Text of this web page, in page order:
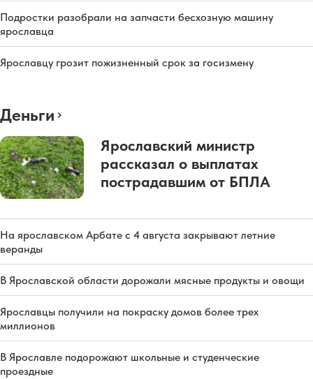
Подростки разобрали на запчасти бесхозную машину
ярославца
Ярославцу грозит пожизненный срок за госизмену
Деньги
Ярославский министр
рассказал о выплатах
пострадавшим от БПЛА
На ярославском Арбате с 4 августа закрывают летние
веранды
В Ярославской области дорожали мясные продукты и овощи
Ярославцы получили на покраску домов более трех
миллионов
В Ярославле подорожают школьные и студенческие
проездные